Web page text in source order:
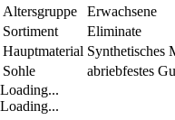
Altersgruppe
Erwachsene
Sortiment
Eliminate
Hauptmaterial Synthetisches
Sohle
abriebfestes
Loading...
Loading...